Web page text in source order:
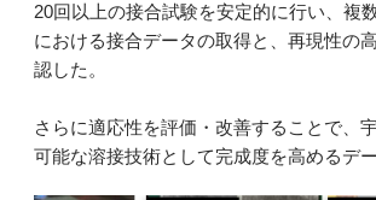
20回以上の接合試験を安定的に行い、複
における接合データの取得と、再現性の
認した。
さらに適応性を評価・改善することで、
可能な溶接技術として完成度を高めるデ